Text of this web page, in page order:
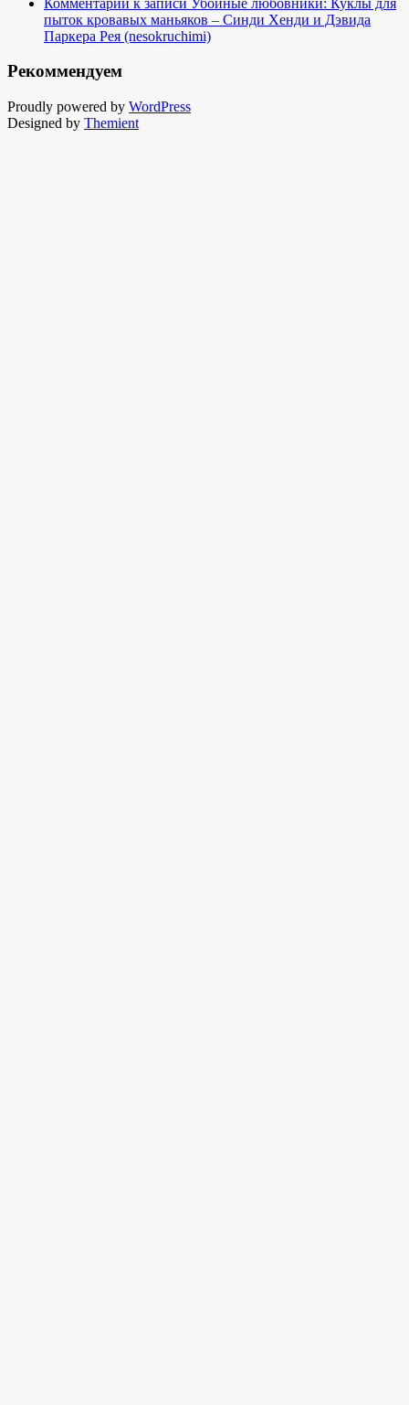
пыток кровавых маньяков – Синди Хенди и Дэвида
Паркера Рея (nesokruchimi)
Рекоммендуем
Proudly powered by WordPress
Designed by Themient